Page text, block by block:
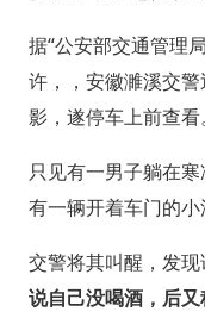
据“公安部交通管理
许，，安徽濉溪交
影，遂停车上前查看。
只见有一男子躺在
有一辆开着车门的小
交警将其叫醒，发
说自己没喝酒，后